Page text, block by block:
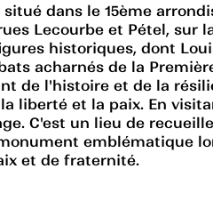
situé dans le 15ème
Lecourbe et Pétel,
historiques, dont
acharnés de la
de l'histoire et de la
liberté et la paix. En
C'est un lieu de
emblématique
et de fraternité.